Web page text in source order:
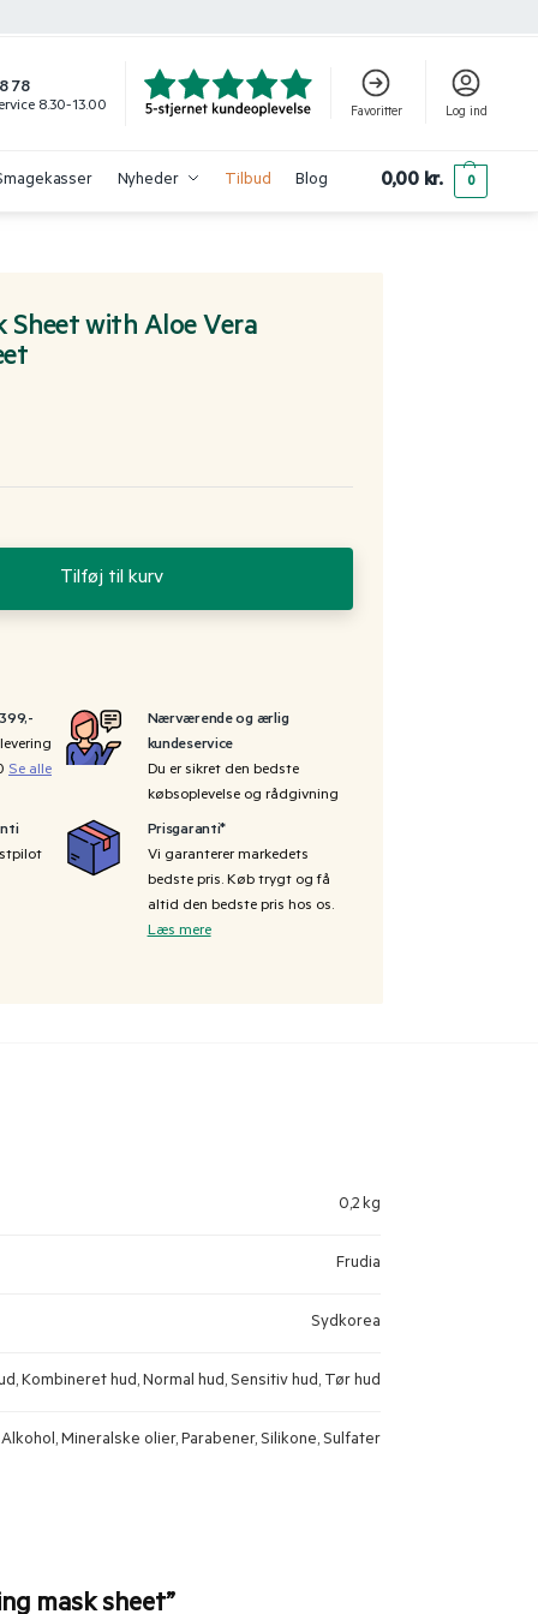
78
8.30-13.00 Favoritter Log ind
Nyheder Tilbud Blog 0,00 kr. 0
Sheet with Aloe Vera
Tilføj til kurv
Se alle
Nærværende og ærlig
kundeservice
Du er sikret den bedste
købsoplevelse og rådgivning
Prisgaranti*
Vi garanterer markedets
bedste pris. Køb trygt og få
altid den bedste pris hos os.
Læs mere
0,2 kg
Frudia
Sydkorea
Kombineret hud, Normal hud, Sensitiv hud, Tør hud
Alkohol, Mineralske olier, Parabener, Silikone, Sulfater
mask sheet”